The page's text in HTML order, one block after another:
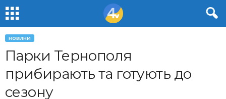
НОВИНИ
Парки Тернополя
прибирають та готують до
сезону